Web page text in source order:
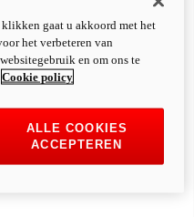
gaat u akkoord met het
het verbeteren van
en om ons te
Cookie policy
ALLE COOKIES
ACCEPTEREN